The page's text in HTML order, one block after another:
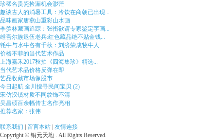
珍稀名贵瓷捡漏机会渺茫
趣谈古人的消暑工具：冷饮在商朝已出现...
品味画家唐燕山重彩山水画
季羡林藏画追踪：张衡欲请专家鉴定字画...
维吾尔族退伍老兵:红色藏品绝不贴金钱...
牦牛与水牛各有千秋：刘济荣成牧牛人
价格不菲的当代艺术作品
上海嘉禾2017秋拍《四海集珍》精选...
当代艺术品价格反弹在即
艺品收藏市场像股市
今日起航 全川搜寻民间宝贝 (2)
宋仿汉镜材质不同纹饰不清
吴昌硕百余幅传世名作亮相
推荐名家：张伟
联系我们 留言本站 友情连接
Copyright © 铜元天地 . All Rights Reserved.